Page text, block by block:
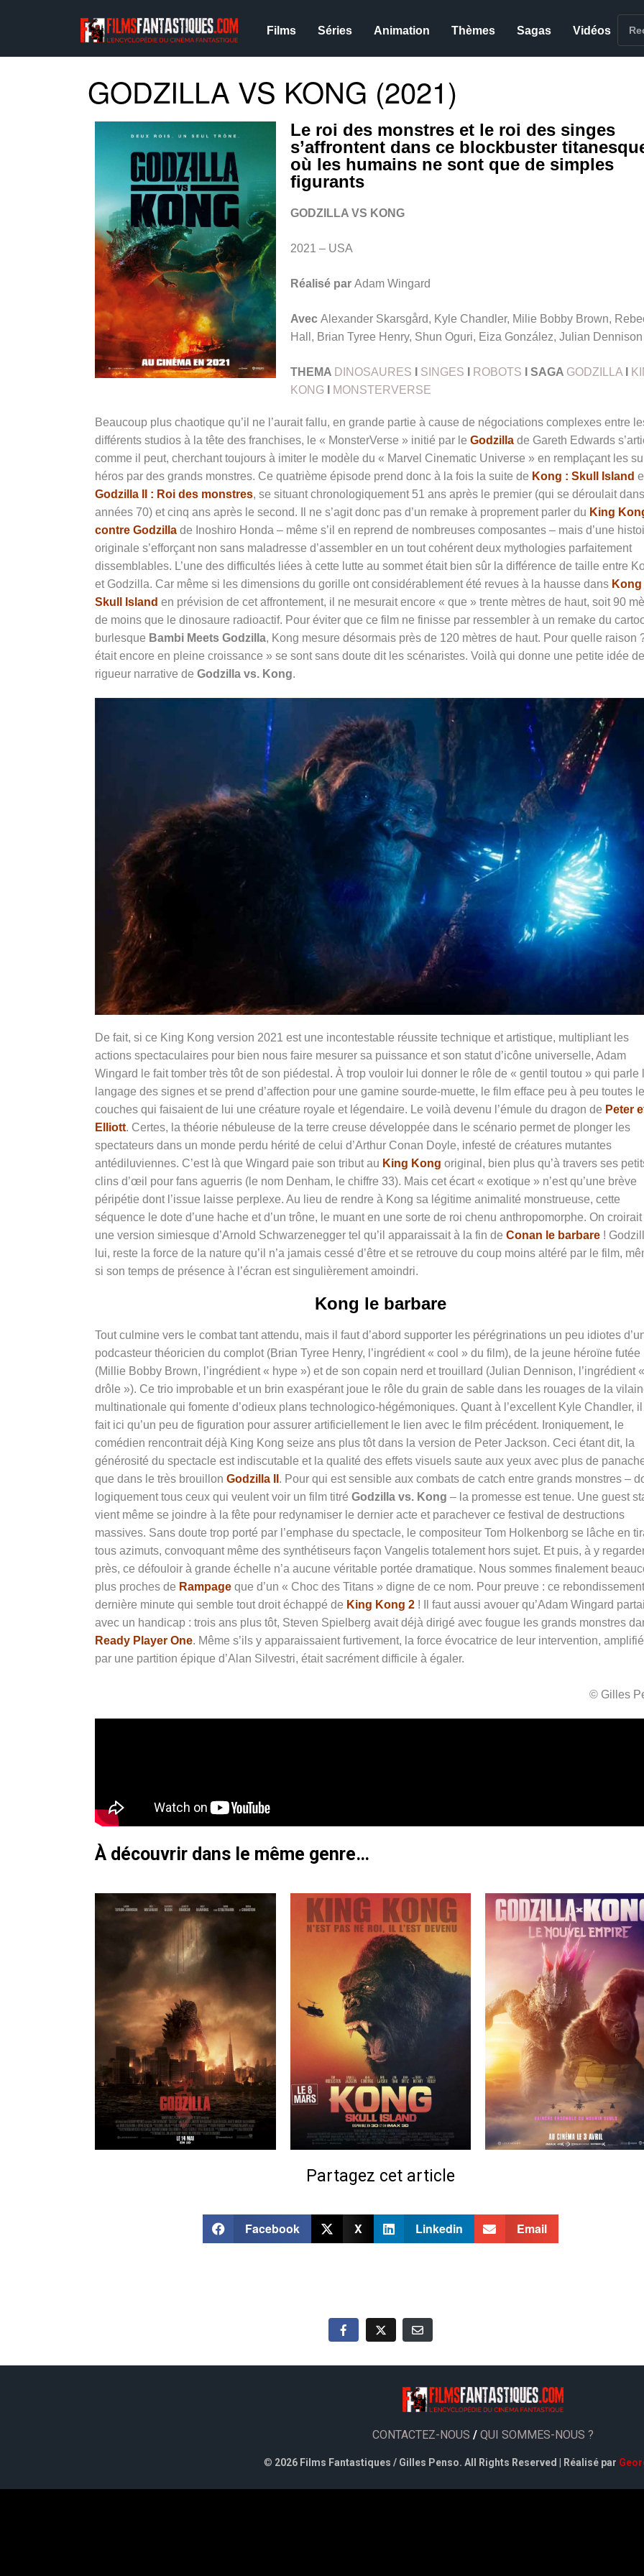
Films Séries Animation Thèmes Sagas Vidéos
GODZILLA VS KONG (2021)
Le roi des monstres et le roi des singes
s’affrontent dans ce blockbuster
où les humains ne sont que de simples
figurants
GODZILLA VS KONG
2021 – USA
Réalisé par Adam Wingard
Avec Alexander Skarsgård, Kyle Chandler, Milie Bobby Brown,
Hall, Brian Tyree Henry, Shun Oguri, Eiza González, Julian Dennison
THEMA DINOSAURES SINGES ROBOTS SAGA GODZILLA
KONG
MONSTERVERSE
Beaucoup plus chaotique qu’il ne l’aurait fallu, en grande partie à cause de négociations complexes entre
différents studios à la tête des franchises, le « MonsterVerse » initié par le Godzilla de Gareth Edwards
comme il peut, cherchant toujours à imiter le modèle du « Marvel Cinematic Universe » en remplaçant les
héros par des grands monstres. Ce quatrième épisode prend donc à la fois la suite de Kong : Skull Island
Godzilla II : Roi des monstres, se situant chronologiquement 51 ans après le premier (qui se déroulait
années 70) et cinq ans après le second. Il ne s’agit donc pas d’un remake à proprement parler du King
contre Godzilla de Inoshiro Honda – même s’il en reprend de nombreuses composantes – mais d’une
originale s’efforçant non sans maladresse d’assembler en un tout cohérent deux mythologies parfaitement
dissemblables. L’une des difficultés liées à cette lutte au sommet était bien sûr la différence de taille entre
et Godzilla. Car même si les dimensions du gorille ont considérablement été revues à la hausse dans Kong
Skull Island en prévision de cet affrontement, il ne mesurait encore « que » trente mètres de haut, soit 90
de moins que le dinosaure radioactif. Pour éviter que ce film ne finisse par ressembler à un remake du
burlesque Bambi Meets Godzilla, Kong mesure désormais près de 120 mètres de haut. Pour quelle raison
était encore en pleine croissance » se sont sans doute dit les scénaristes. Voilà qui donne une petite idée
rigueur narrative de Godzilla vs. Kong.
De fait, si ce King Kong version 2021 est une incontestable réussite technique et artistique, multipliant les
actions spectaculaires pour bien nous faire mesurer sa puissance et son statut d’icône universelle, Adam
Wingard le fait tomber très tôt de son piédestal. À trop vouloir lui donner le rôle de « gentil toutou » qui parle
langage des signes et se prend d’affection pour une gamine sourde-muette, le film efface peu à peu toutes
couches qui faisaient de lui une créature royale et légendaire. Le voilà devenu l’émule du dragon de Peter
Elliott. Certes, la théorie nébuleuse de la terre creuse développée dans le scénario permet de plonger les
spectateurs dans un monde perdu hérité de celui d’Arthur Conan Doyle, infesté de créatures mutantes
antédiluviennes. C’est là que Wingard paie son tribut au King Kong original, bien plus qu’à travers ses
clins d’œil pour fans aguerris (le nom Denham, le chiffre 33). Mais cet écart « exotique » n’est qu’une brève
péripétie dont l’issue laisse perplexe. Au lieu de rendre à Kong sa légitime animalité monstrueuse, cette
séquence le dote d’une hache et d’un trône, le muant en une sorte de roi chenu anthropomorphe. On
une version simiesque d’Arnold Schwarzenegger tel qu’il apparaissait à la fin de Conan le barbare !
lui, reste la force de la nature qu’il n’a jamais cessé d’être et se retrouve du coup moins altéré par le film,
si son temps de présence à l’écran est singulièrement amoindri.
Kong le barbare
Tout culmine vers le combat tant attendu, mais il faut d’abord supporter les pérégrinations un peu idiotes
podcasteur théoricien du complot (Brian Tyree Henry, l’ingrédient « cool » du film), de la jeune héroïne futée
(Millie Bobby Brown, l’ingrédient « hype ») et de son copain nerd et trouillard (Julian Dennison, l’ingrédient «
drôle »). Ce trio improbable et un brin exaspérant joue le rôle du grain de sable dans les rouages de la
multinationale qui fomente d’odieux plans technologico-hégémoniques. Quant à l’excellent Kyle Chandler,
fait ici qu’un peu de figuration pour assurer artificiellement le lien avec le film précédent. Ironiquement, le
comédien rencontrait déjà King Kong seize ans plus tôt dans la version de Peter Jackson. Ceci étant dit, la
générosité du spectacle est indiscutable et la qualité des effets visuels saute aux yeux avec plus de
que dans le très brouillon Godzilla II . Pour qui est sensible aux combats de catch entre grands monstres –
logiquement tous ceux qui veulent voir un film titré Godzilla vs. Kong – la promesse est tenue. Une guest
vient même se joindre à la fête pour redynamiser le dernier acte et parachever ce festival de destructions
massives. Sans doute trop porté par l’emphase du spectacle, le compositeur Tom Holkenborg se lâche en
tous azimuts, convoquant même des synthétiseurs façon Vangelis totalement hors sujet. Et puis, à y
près, ce défouloir à grande échelle n’a aucune véritable portée dramatique. Nous sommes finalement
plus proches de Rampage que d’un « Choc des Titans » digne de ce nom. Pour preuve : ce
dernière minute qui semble tout droit échappé de King Kong 2 ! Il faut aussi avouer qu’Adam Wingard
avec un handicap : trois ans plus tôt, Steven Spielberg avait déjà dirigé avec fougue les grands monstres
Ready Player One. Même s’ils y apparaissaient furtivement, la force évocatrice de leur intervention,
par une partition épique d’Alan Silvestri, était sacrément difficile à égaler.
© Gilles
À découvrir dans le même genre…
Partagez cet article
Facebook X Linkedin Email
CONTACTEZ-NOUS / QUI SOMMES-NOUS ?
© 2026 Films Fantastiques / Gilles Penso. All Rights Reserved | Réalisé par